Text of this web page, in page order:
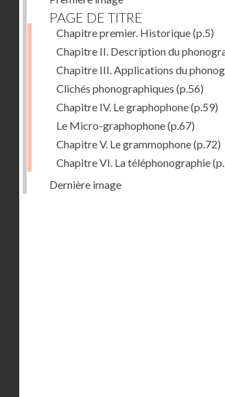
PAGE DE TITRE
Chapitre premier. Historique(p.5)
Chapitre II. Description du
Chapitre III. Applications du
Clichés phonographiques (p.56)
Chapitre IV. Le graphophone(p.59)
Le Micro-graphophone(p.67)
Chapitre V. Le grammophone(p.72)
Chapitre VI. La téléphonographie
Dernière image